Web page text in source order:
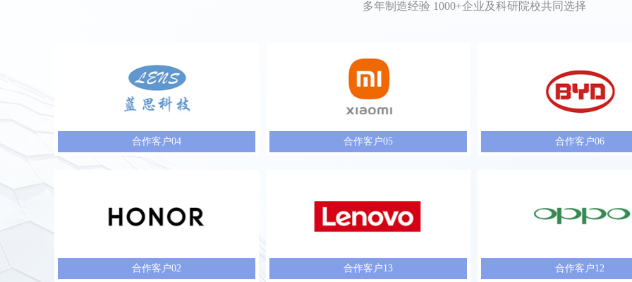
多年制造经验 1000+企业及科研院校共同选择
合作客户04 合作客户05 合作客户06
合作客户02 合作客户13 合作客户12